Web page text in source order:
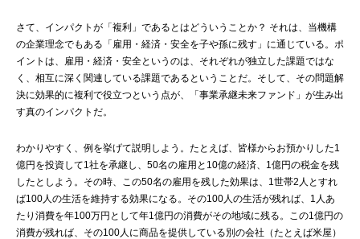
さて、インパクトが「複利」であるとはどういうことか？ それは、当機構
の企業理念でもある「雇用・経済・安全を子や孫に残す」に通じている。ポ
イントは、雇用・経済・安全というのは、それぞれが独立した課題ではな
く、相互に深く関連している課題であるということだ。そして、その問題解
決に効果的に複利で役立つという点が、「事業承継未来ファンド」が生み出
す真のインパクトだ。
わかりやすく、例を挙げて説明しよう。たとえば、皆様からお預かりした1
億円を投資して1社を承継し、50名の雇用と10億の経済、1億円の税金を残
したとしよう。その時、この50名の雇用を残した効果は、1世帯2人とすれ
ば100人の生活を維持する効果になる。その100人の生活が残れば、1人あ
たり消費を年100万円として年1億円の消費がその地域に残る。この1億円の
消費が残れば、その100人に商品を提供している別の会社（たとえば米屋）